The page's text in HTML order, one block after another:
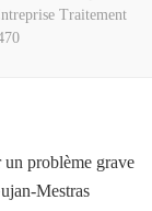
Traitement
un problème grave
Mestras